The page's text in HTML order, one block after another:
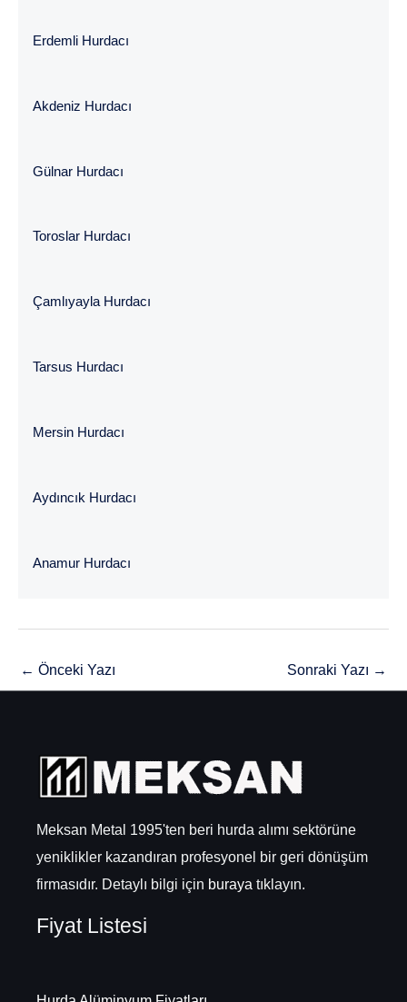
Erdemli Hurdacı
Akdeniz Hurdacı
Gülnar Hurdacı
Toroslar Hurdacı
Çamlıyayla Hurdacı
Tarsus Hurdacı
Mersin Hurdacı
Aydıncık Hurdacı
Anamur Hurdacı
← Önceki Yazı Sonraki Yazı →
Meksan Metal 1995'ten beri hurda alımı sektörüne
yeniklikler kazandıran profesyonel bir geri dönüşüm
firmasıdır. Detaylı bilgi için buraya tıklayın.
Fiyat Listesi